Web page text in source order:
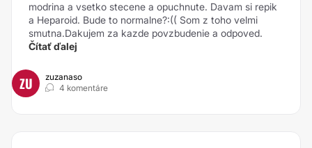
modrina a vsetko stecene a opuchnute. Davam si repik
a Heparoid. Bude to normalne?:(( Som z toho velmi
smutna.Dakujem za kazde povzbudenie a odpoved.
Čítať ďalej
ZU
zuzanaso
4 komentáre